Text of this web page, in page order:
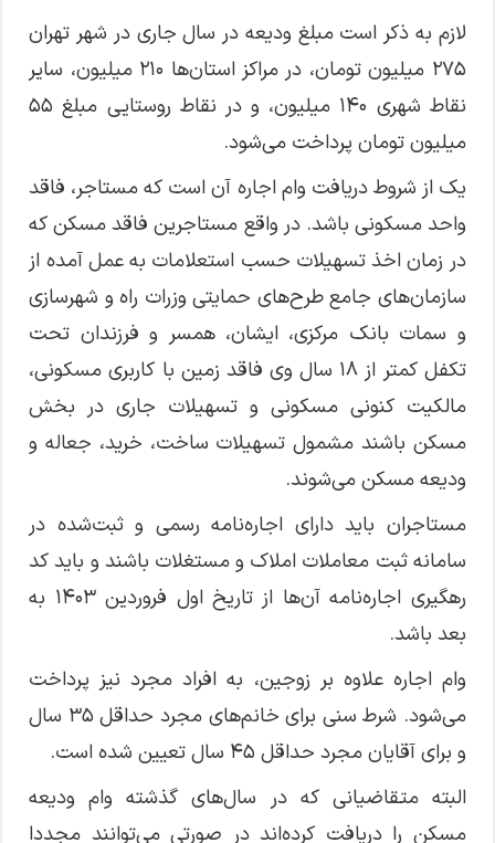
لازم به ذکر است مبلغ ودیعه در سال جاری در شهر تهران
۲۷۵ میلیون تومان، در مراکز استان‌ها ۲۱۰ میلیون، سایر
نقاط شهری ۱۴۰ میلیون، و در نقاط روستایی مبلغ ۵۵
میلیون تومان پرداخت می‌شود.
یک از شروط دریافت وام اجاره آن است که مستاجر، فاقد
واحد مسکونی باشد. در واقع مستاجرین فاقد مسکن که
در زمان اخذ تسهیلات حسب استعلامات به عمل آمده از
سازمان‌های جامع طرح‌های حمایتی وزرات راه و شهرسازی
و سمات بانک مرکزی، ایشان، همسر و فرزندان تحت
تکفل کمتر از ۱۸ سال وی فاقد زمین با کاربری مسکونی،
مالکیت کنونی مسکونی و تسهیلات جاری در بخش
مسکن باشند مشمول تسهیلات ساخت، خرید، جعاله و
ودیعه مسکن می‌شوند.
مستاجران باید دارای اجاره‌نامه رسمی و ثبت‌شده در
سامانه ثبت معاملات املاک و مستغلات باشند و باید کد
رهگیری اجاره‌نامه آن‌ها از تاریخ اول فروردین ۱۴۰۳ به
بعد باشد.
وام اجاره علاوه بر زوجین، به افراد مجرد نیز پرداخت
می‌شود. شرط سنی برای خانم‌های مجرد حداقل ۳۵ سال
و برای آقایان مجرد حداقل ۴۵ سال تعیین شده است.
البته متقاضیانی که در سال‌های گذشته وام ودیعه
مسکن را دریافت کرده‌اند در صورتی می‌توانند مجددا